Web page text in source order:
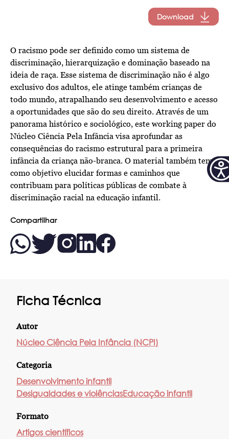
Ficha Técnica
Autor
Núcleo Ciência Pela Infância (NCPI)
Categoria
Desenvolvimento infantil
Desigualdades e violênciasEducação infantil
Formato
Artigos científicos
O racismo pode ser definido como um sistema de
discriminação, hierarquização e dominação baseado na
ideia de raça. Esse sistema de discriminação não é algo
exclusivo dos adultos, ele atinge também crianças de
todo mundo, atrapalhando seu desenvolvimento e acesso
a oportunidades que são do seu direito. Através de um
panorama histórico e sociológico, este working paper do
Núcleo Ciência Pela Infância visa aprofundar as
consequências do racismo estrutural para a primeira
infância da criança não-branca. O material também tem
como objetivo elucidar formas e caminhos que
contribuam para políticas públicas de combate à
discriminação racial na educação infantil.
Download
Compartilhar